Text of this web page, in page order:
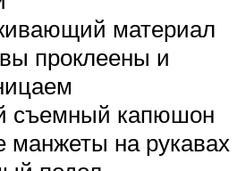
материал
проклеены и
съемный капюшон
манжеты на рукавах